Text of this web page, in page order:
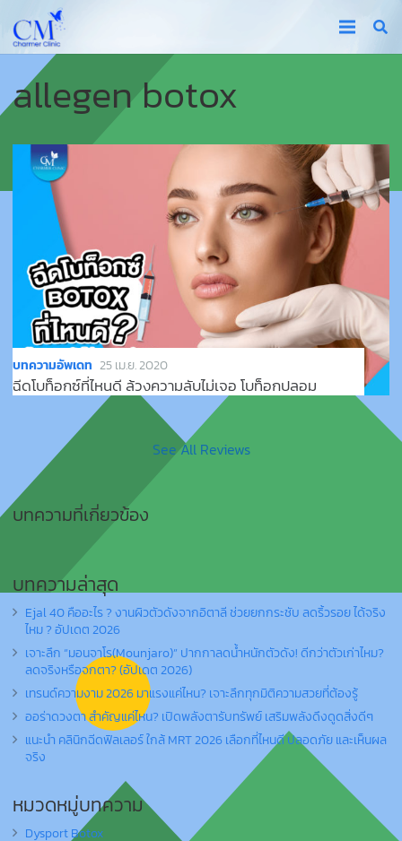
allegen botox
บทความอัพเดท 25 เม.ย. 2020
ฉีดโบท็อกซ์ที่ไหนดี ล้วงความลับไม่เจอ โบท็อกปลอม
See All Reviews
บทความที่เกี่ยวข้อง
บทความล่าสุด
Ejal 40 คืออะไร ? งานผิวตัวดังจากอิตาลี ช่วยยกกระชับ ลดริ้วรอย ได้จริง
ไหม ? อัปเดต 2026
เจาะลึก “มอนจาโร(Mounjaro)” ปากกาลดน้ำหนักตัวดัง! ดีกว่าตัวเก่าไหม?
ลดจริงหรือจกตา? (อัปเดต 2026)
เทรนด์ความงาม 2026 มาแรงแค่ไหน? เจาะลึกทุกมิติความสวยที่ต้องรู้
ออร่าดวงตา สำคัญแค่ไหน? เปิดพลังตารับทรัพย์ เสริมพลังดึงดูดสิ่งดีๆ
แนะนำ คลินิกฉีดฟิลเลอร์ ใกล้ MRT 2026 เลือกที่ไหนดี ปลอดภัย และเห็นผล
จริง
หมวดหมู่บทความ
Dysport Botox